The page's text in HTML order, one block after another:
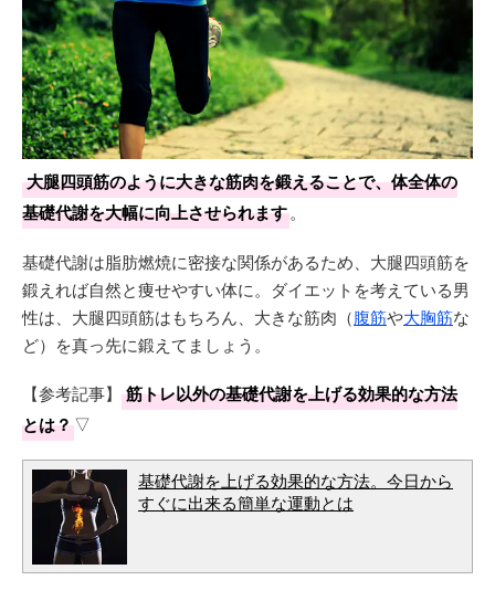
大腿四頭筋のように大きな筋肉を鍛えることで、体全体の
基礎代謝を大幅に向上させられます。
基礎代謝は脂肪燃焼に密接な関係があるため、大腿四頭筋を
鍛えれば自然と痩せやすい体に。ダイエットを考えている男
性は、大腿四頭筋はもちろん、大きな筋肉（腹筋や大胸筋な
ど）を真っ先に鍛えてましょう。
【参考記事】
筋トレ以外の基礎代謝を上げる効果的な方法
とは？▽
基礎代謝を上げる効果的な方法。今日から
すぐに出来る簡単な運動とは